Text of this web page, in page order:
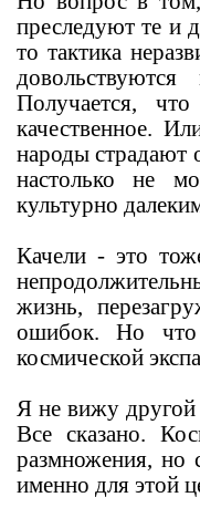
преследуют те и
то тактика
Получается,
качественное.
народы страдают
настолько не
культурно
Качели - это
жизнь,
ошибок. Но что
космической
Я не вижу другой
Все сказано.
размножения, но
именно для этой